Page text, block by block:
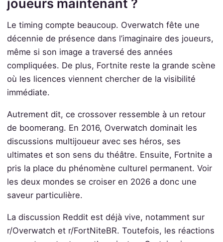
joueurs maintenant ?
Le timing compte beaucoup. Overwatch fête une
décennie de présence dans l’imaginaire des joueurs,
même si son image a traversé des années
compliquées. De plus, Fortnite reste la grande scène
où les licences viennent chercher de la visibilité
immédiate.
Autrement dit, ce crossover ressemble à un retour
de boomerang. En 2016, Overwatch dominait les
discussions multijoueur avec ses héros, ses
ultimates et son sens du théâtre. Ensuite, Fortnite a
pris la place du phénomène culturel permanent. Voir
les deux mondes se croiser en 2026 a donc une
saveur particulière.
La discussion Reddit est déjà vive, notamment sur
r/Overwatch et r/FortNiteBR. Toutefois, les réactions